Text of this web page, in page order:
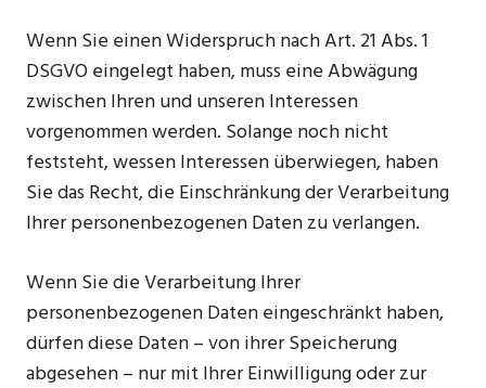
Wenn Sie einen Widerspruch nach Art. 21 Abs. 1
DSGVO eingelegt haben, muss eine Abwägung
zwischen Ihren und unseren Interessen
vorgenommen werden. Solange noch nicht
feststeht, wessen Interessen überwiegen, haben
Sie das Recht, die Einschränkung der Verarbeitung
Ihrer personenbezogenen Daten zu verlangen.
Wenn Sie die Verarbeitung Ihrer
personenbezogenen Daten eingeschränkt haben,
dürfen diese Daten – von ihrer Speicherung
abgesehen – nur mit Ihrer Einwilligung oder zur